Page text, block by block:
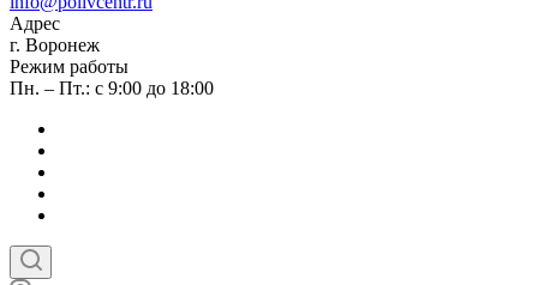
Адрес
г. Воронеж
Режим работы
Пн. – Пт.: с 9:00 до 18:00